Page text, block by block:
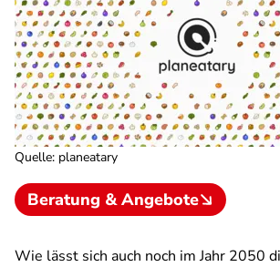
Quelle: planeatary
Beratung & Angebote
Wie lässt sich auch noch im Jahr 2050